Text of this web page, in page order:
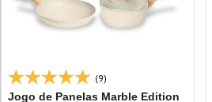
(9)
Jogo de Panelas Marble Edition